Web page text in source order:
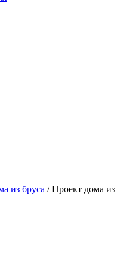
из бруса /Проект дома из